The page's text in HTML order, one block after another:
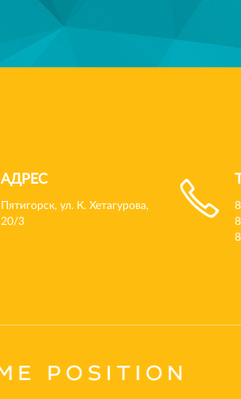
АДРЕС
Пятигорск, ул. К. Хетагурова,
20/3